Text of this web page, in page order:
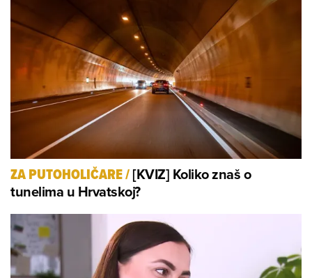
ZA PUTOHOLIČARE/[KVIZ] Koliko znaš o
tunelima u Hrvatskoj?